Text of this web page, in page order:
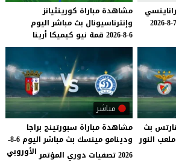
7-8-2026
مشاهدة مباراة كورينثيانز
وإنترناسيونال بث مباشر اليوم
6-8-2026
قمة نيو كيميكا أرينا
بث
ملعب النور
مباشر
مشاهدة مباراة سبورتينج براجا
ودينامو مينسك بث مباشر اليوم 6-8-
2026 تصفيات دوري المؤتمر
الأوروبي